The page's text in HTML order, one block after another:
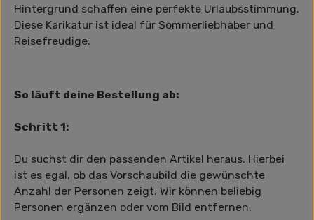
Hintergrund schaffen eine perfekte Urlaubsstimmung.
Diese Karikatur ist ideal für Sommerliebhaber und
Reisefreudige.
So läuft deine Bestellung ab:
Schritt 1:
Du suchst dir den passenden Artikel heraus. Hierbei
ist es egal, ob das Vorschaubild die gewünschte
Anzahl der Personen zeigt. Wir können beliebig
Personen ergänzen oder vom Bild entfernen.